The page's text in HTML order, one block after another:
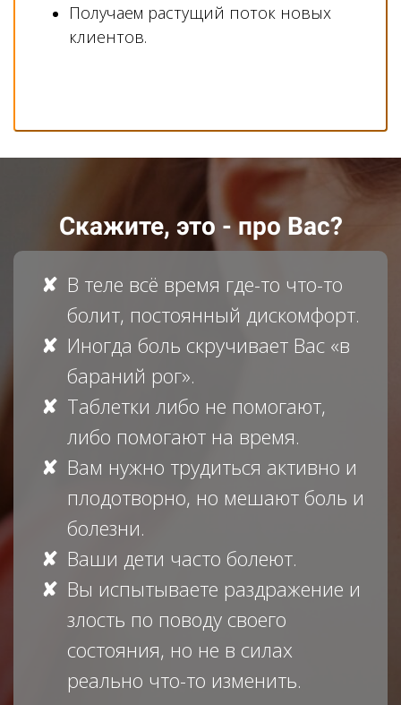
Получаем растущий поток новых
клиентов.
Скажите, это - про Вас?
В теле всё время где-то что-то
болит, постоянный дискомфорт.
Иногда боль скручивает Вас «в
бараний рог».
Таблетки либо не помогают,
либо помогают на время.
Вам нужно трудиться активно и
плодотворно, но мешают боль и
болезни.
Ваши дети часто болеют.
Вы испытываете раздражение и
злость по поводу своего
состояния, но не в силах
реально что-то изменить.